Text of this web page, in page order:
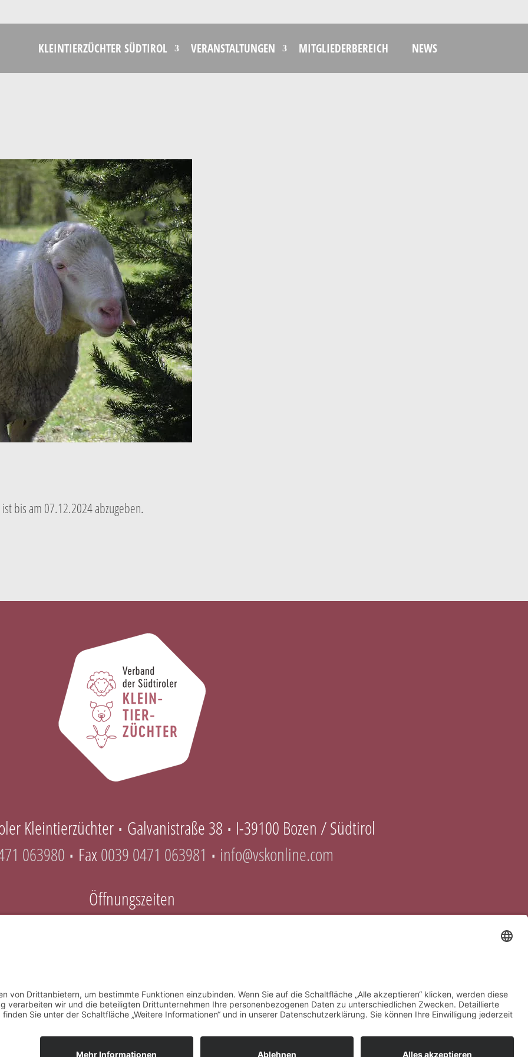
KLEINTIERZÜCHTER SÜDTIROL VERANSTALTUNGEN MITGLIEDERBEREICH NEWS
bis am 07.12.2024 abzugeben.
Kleintierzüchter ∎ Galvanistraße 38 ∎
I-39100 Bozen / Südtirol
063980 ∎ Fax0039 0471 063981 ∎
info@vskonline.com
Öffnungszeiten